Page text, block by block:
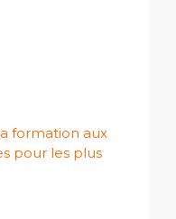
formation aux
pour les plus